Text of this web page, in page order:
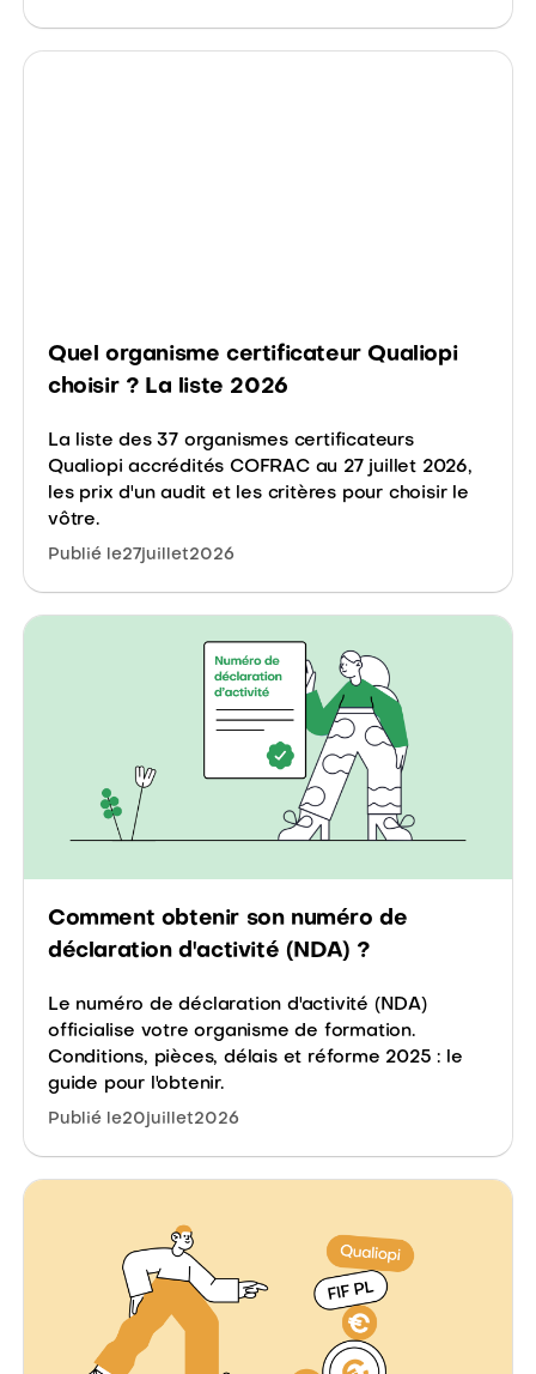
Quel organisme certificateur Qualiopi
choisir ? La liste 2026
La liste des 37 organismes certificateurs
Qualiopi accrédités COFRAC au 27 juillet 2026,
les prix d'un audit et les critères pour choisir le
vôtre.
Publié le27juillet2026
Comment obtenir son numéro de
déclaration d'activité (NDA) ?
Le numéro de déclaration d'activité (NDA)
officialise votre organisme de formation.
Conditions, pièces, délais et réforme 2025 : le
guide pour l'obtenir.
Publié le20juillet2026